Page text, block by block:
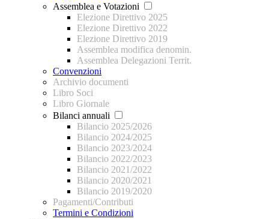
Assemblea e Votazioni
Elezione Direttivo 2025
Elezione Direttivo 2022
Elezione Direttivo 2019
Assemblea modifica denomin.
Assemblea Delegazioni Territ.
Convenzioni
Archivio documenti
Libro Soci
Libro Giornale
Bilanci annuali
Bilancio 2025/2026
Bilancio 2024/2025
Bilancio 2023/2024
Bilancio 2022/2023
Bilancio 2021/2022
Bilancio 2020/2021
Bilancio 2019/2020
Pagamenti/Contributi
Termini e Condizioni